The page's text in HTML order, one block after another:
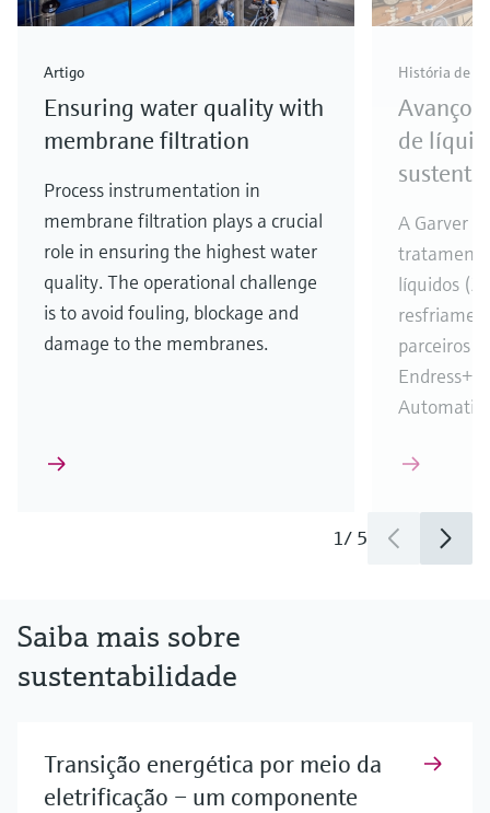
Artigo
Ensuring water quality with
membrane filtration
Process instrumentation in
membrane filtration plays a crucial
role in ensuring the highest water
quality. The operational challenge
is to avoid fouling, blockage and
damage to the membranes.
História de
Avanços
de
A Garver
líquidos
parceiros
1/ 5
Saiba mais sobre
sustentabilidade
Transição energética por meio da
eletrificação – um componente